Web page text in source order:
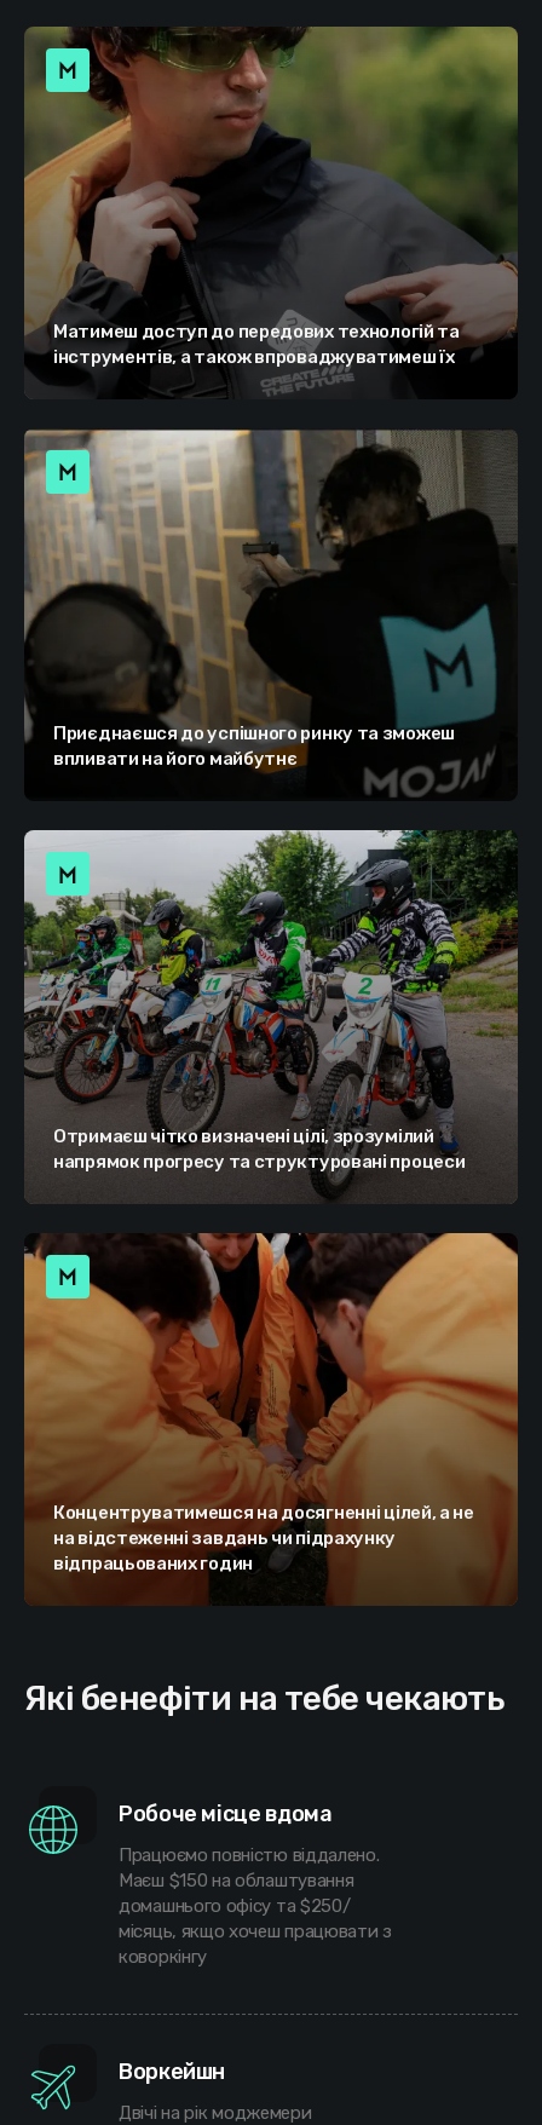
Матимеш доступ до передових технологій та
інструментів, а також впроваджуватимеш їх
Приєднаєшся до успішного ринку та зможеш
впливати на його майбутнє
Отримаєш чітко визначені цілі, зрозумілий
напрямок прогресу та структуровані процеси
Концентруватимешся на досягненні цілей, а не
на відстеженні завдань чи підрахунку
відпрацьованих годин
Які бенефіти на тебе чекають
Робоче місце вдома
Працюємо повністю віддалено.
Маєш $150 на облаштування
домашнього офісу та $250/
місяць, якщо хочеш працювати з
коворкінгу
Воркейшн
Двічі на рік моджемери